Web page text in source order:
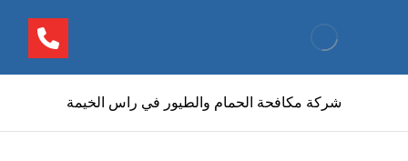
شركة مكافحة الحمام والطيور في راس الخيمة